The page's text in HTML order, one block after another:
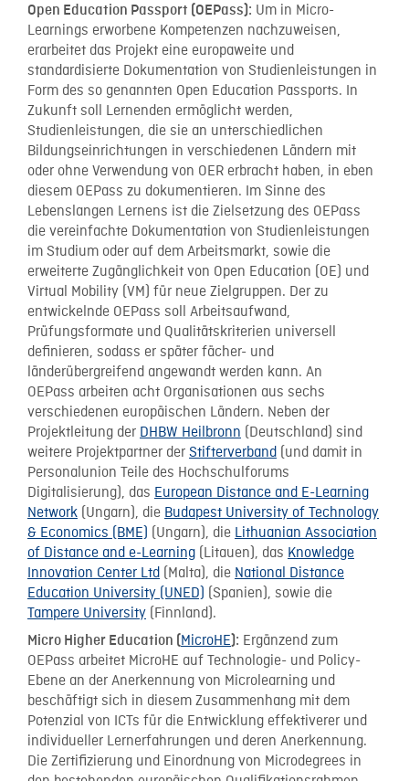
Open Education Passport (OEPass): Um in Micro-
Learnings erworbene Kompetenzen nachzuweisen,
erarbeitet das Projekt eine europaweite und
standardisierte Dokumentation von Studienleistungen in
Form des so genannten Open Education Passports. In
Zukunft soll Lernenden ermöglicht werden,
Studienleistungen, die sie an unterschiedlichen
Bildungseinrichtungen in verschiedenen Ländern mit
oder ohne Verwendung von OER erbracht haben, in eben
diesem OEPass zu dokumentieren. Im Sinne des
Lebenslangen Lernens ist die Zielsetzung des OEPass
die vereinfachte Dokumentation von Studienleistungen
im Studium oder auf dem Arbeitsmarkt, sowie die
erweiterte Zugänglichkeit von Open Education (OE) und
Virtual Mobility (VM) für neue Zielgruppen. Der zu
entwickelnde OEPass soll Arbeitsaufwand,
Prüfungsformate und Qualitätskriterien universell
definieren, sodass er später fächer- und
länderübergreifend angewandt werden kann. An
OEPass arbeiten acht Organisationen aus sechs
verschiedenen europäischen Ländern. Neben der
Projektleitung der DHBW Heilbronn (Deutschland) sind
weitere Projektpartner der Stifterverband (und damit in
Personalunion Teile des Hochschulforums
Digitalisierung), das European Distance and E-Learning
Network (Ungarn), die Budapest University of Technology
& Economics (BME) (Ungarn), die Lithuanian Association
of Distance and e-Learning (Litauen), das Knowledge
Innovation Center Ltd (Malta), die National Distance
Education University (UNED) (Spanien), sowie die
Tampere University (Finnland).
Micro Higher Education (MicroHE): Ergänzend zum
OEPass arbeitet MicroHE auf Technologie- und Policy-
Ebene an der Anerkennung von Microlearning und
beschäftigt sich in diesem Zusammenhang mit dem
Potenzial von ICTs für die Entwicklung effektiverer und
individueller Lernerfahrungen und deren Anerkennung.
Die Zertifizierung und Einordnung von Microdegrees in